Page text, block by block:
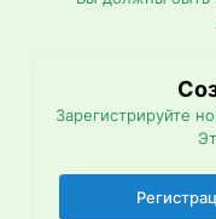
Зарегистрируйте